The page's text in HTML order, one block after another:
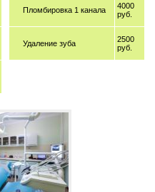
Пломбировка 1 канала
4000
руб.
Удаление зуба
2500
руб.